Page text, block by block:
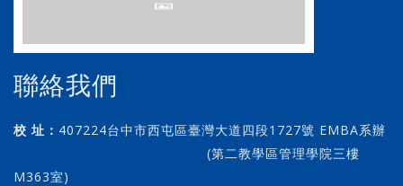
聯絡我們
校 址： 407224台中市西屯區臺灣大道四段1727號 EMBA系辦
(第二教學區管理學院三樓
M363室)